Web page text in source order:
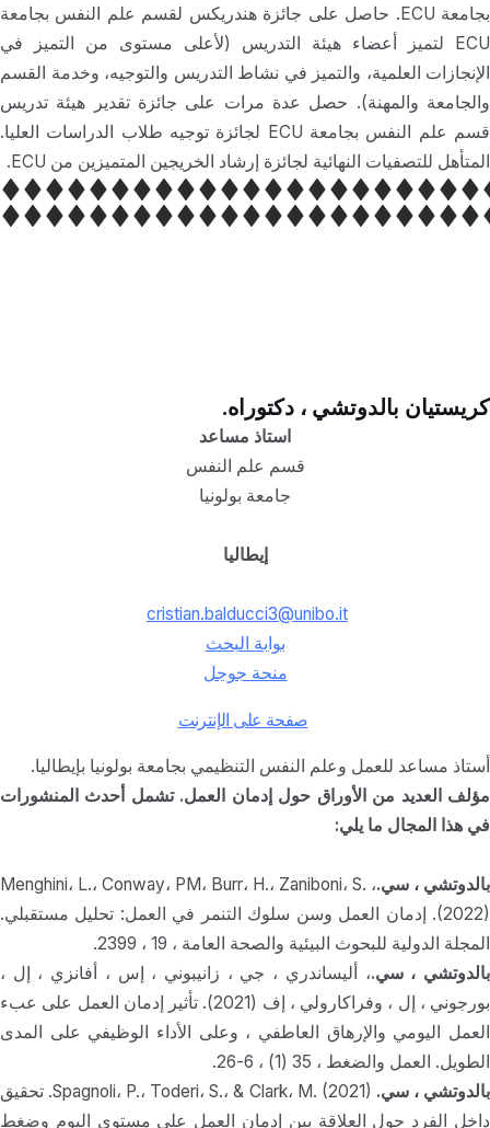
بجامعة ECU. حاصل على جائزة هندريكس لقسم علم النفس بجامعة
ECU لتميز أعضاء هيئة التدريس (لأعلى مستوى من التميز في
الإنجازات العلمية، والتميز في نشاط التدريس والتوجيه، وخدمة القسم
والجامعة والمهنة). حصل عدة مرات على جائزة تقدير هيئة تدريس
قسم علم النفس بجامعة ECU لجائزة توجيه طلاب الدراسات العليا.
المتأهل للتصفيات النهائية لجائزة إرشاد الخريجين المتميزين من ECU.
كريستيان بالدوتشي ، دكتوراه.
استاذ مساعد
قسم علم النفس
جامعة بولونيا
إيطاليا
cristian.balducci3@unibo.it
بوابة البحث
منحة جوجل
صفحة على الإنترنت
أستاذ مساعد للعمل وعلم النفس التنظيمي بجامعة بولونيا بإيطاليا.
مؤلف العديد من الأوراق حول إدمان العمل. تشمل أحدث المنشورات
في هذا المجال ما يلي:
بالدوتشي ، سي. ، Menghini، L.، Conway، PM، Burr، H.، Zaniboni، S.
(2022). إدمان العمل وسن سلوك التنمر في العمل: تحليل مستقبلي.
المجلة الدولية للبحوث البيئية والصحة العامة ، 19 ، 2399.
بالدوتشي ، سي.، أليساندري ، جي ، زانيبوني ، إس ، أفانزي ، إل ،
بورجوني ، إل ، وفراكارولي ، إف (2021). تأثير إدمان العمل على عبء
العمل اليومي والإرهاق العاطفي ، وعلى الأداء الوظيفي على المدى
الطويل. العمل والضغط ، 35 (1) ، 6-26.
بالدوتشي ، سي.
Spagnoli، P.، Toderi، S.، & Clark، M. (2021). تحقيق
داخل الفرد حول العلاقة بين إدمان العمل على مستوى اليوم وضغط